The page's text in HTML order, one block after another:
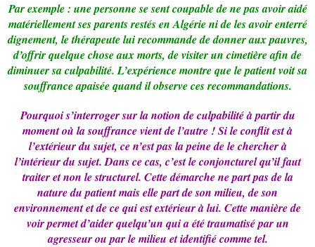
Par exemple : une personne se sent coupable de ne pas avoir aidé
matériellement ses parents restés en Algérie ni de les avoir enterré
dignement, le thérapeute lui recommande de donner aux pauvres,
d’offrir quelque chose aux morts, de visiter un cimetière afin de
diminuer sa culpabilité. L’expérience montre que le patient voit sa
souffrance apaisée quand il observe ces recommandations.
Pourquoi s’interroger sur la notion de culpabilité à partir du
moment où la souffrance vient de l’autre ! Si le conflit est à
l’extérieur du sujet, ce n’est pas la peine de le chercher à
l’intérieur du sujet. Dans ce cas, c’est le conjoncturel qu’il faut
traiter et non le structurel. Cette démarche ne part pas de la
nature du patient mais elle part de son milieu, de son
environnement et de ce qui est extérieur à lui. Cette manière de
voir permet d’aider quelqu’un qui a été traumatisé par un
agresseur ou par le milieu et identifié comme tel.